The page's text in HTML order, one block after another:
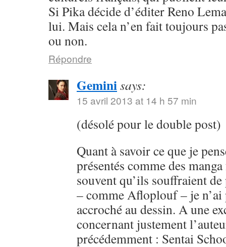
Si Pika décide d’éditer Reno
lui. Mais cela n’en fait toujours
ou non.
Répondre
Geminisays:
15 avril 2013 at 14 h 57 min
(désolé pour le double post)
Quant à savoir ce que je
présentés comme des
souvent qu’ils souffraient
– comme Afloplouf – je n’ai
accroché au dessin. A une
concernant justement
précédemment : Sentai